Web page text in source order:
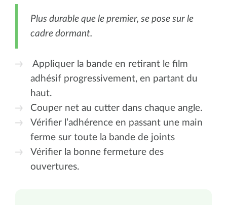
Plus durable que le premier, se pose sur le
cadre dormant.
Appliquer la bande en retirant le film
adhésif progressivement, en partant du
haut.
Couper net au cutter dans chaque angle.
Vérifier l’adhérence en passant une main
ferme sur toute la bande de joints
Vérifier la bonne fermeture des
ouvertures.